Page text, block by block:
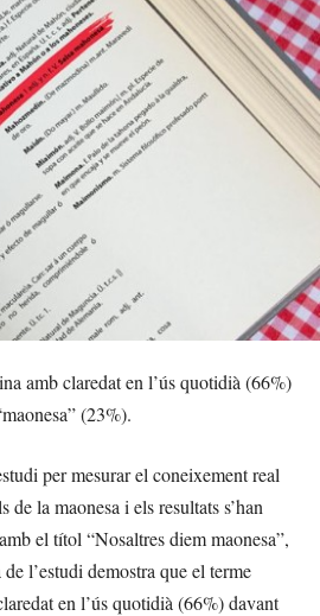
amb claredat en l’ús quotidià (66%)
(23%).
per mesurar el coneixement real
de la maonesa i els resultats s’han
el títol “Nosaltres diem maonesa”,
l’estudi demostra que el terme
en l’ús quotidià (66%) davant